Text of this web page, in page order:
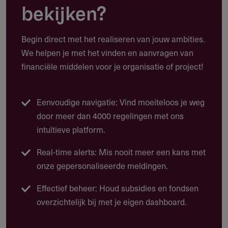
Natuureducatie
Natuurontwikkeling
Klassieke muziekconcours
Aankoop muziekinstrument
Vervolgopleiding Master klassiek viool
Doelgroep
Niet-commerciële rechtspersonen, zoals stichtingen en
verenigingen
bekijken?
Begin direct met het realiseren van jouw ambities.
We helpen je met het vinden en aanvragen van
financiële middelen voor je organisatie of project!
Eenvoudige navigatie: Vind moeiteloos je weg
door meer dan 4000 regelingen met ons
intuïtieve platform.
Real-time alerts: Mis nooit meer een kans met
onze gepersonaliseerde meldingen.
Effectief beheer: Houd subsidies en fondsen
overzichtelijk bij met je eigen dashboard.